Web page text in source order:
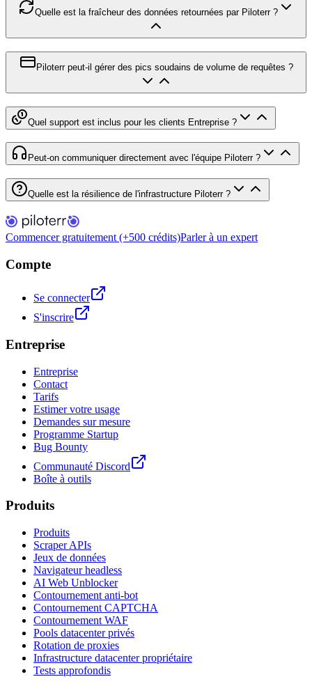
Quelle est la fraîcheur des données retournées par Piloterr ?
Piloterr peut-il gérer des pics soudains de volume de requêtes ?
Quel support est inclus pour les clients Entreprise ?
Peut-on communiquer directement avec l'équipe Piloterr ?
Quelle est la résilience de l'infrastructure Piloterr ?
Commencer gratuitement (+500 crédits)Parler à un expert
Compte
Se connecter
S'inscrire
Entreprise
Entreprise
Contact
Tarifs
Estimer votre usage
Demandes sur mesure
Programme Startup
Bug Bounty
Communauté Discord
Boîte à outils
Produits
Produits
Scraper APIs
Jeux de données
Navigateur headless
AI Web Unblocker
Contournement anti-bot
Contournement CAPTCHA
Contournement WAF
Pools datacenter privés
Rotation de proxies
Infrastructure datacenter propriétaire
Tests approfondis